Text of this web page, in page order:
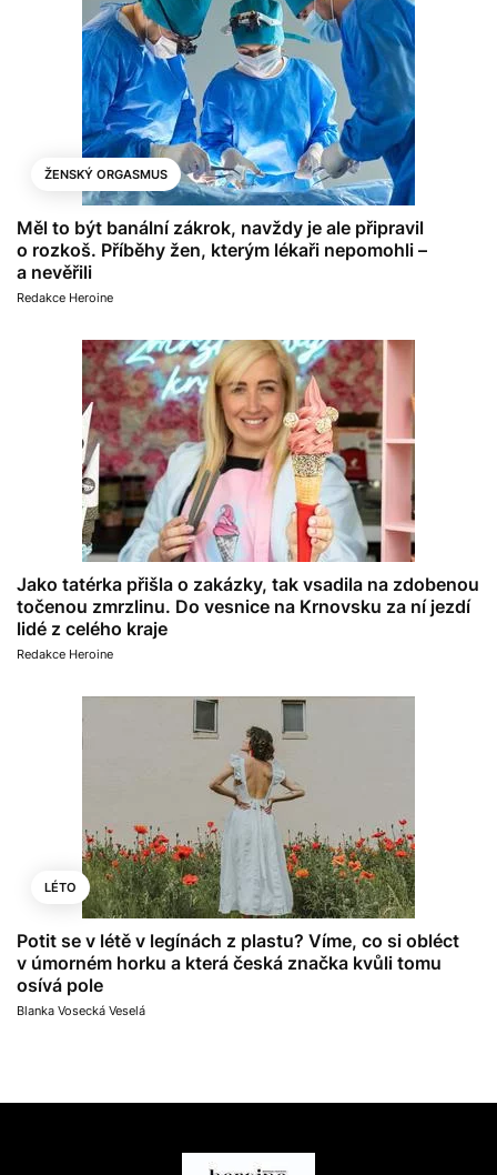
ŽENSKÝ ORGASMUS
Měl to být banální zákrok, navždy je ale připravil
o rozkoš. Příběhy žen, kterým lékaři nepomohli –
a nevěřili
Redakce Heroine
Jako tatérka přišla o zakázky, tak vsadila na zdobenou
točenou zmrzlinu. Do vesnice na Krnovsku za ní jezdí
lidé z celého kraje
Redakce Heroine
LÉTO
Potit se v létě v legínách z plastu? Víme, co si obléct
v úmorném horku a která česká značka kvůli tomu
osívá pole
Blanka Vosecká Veselá